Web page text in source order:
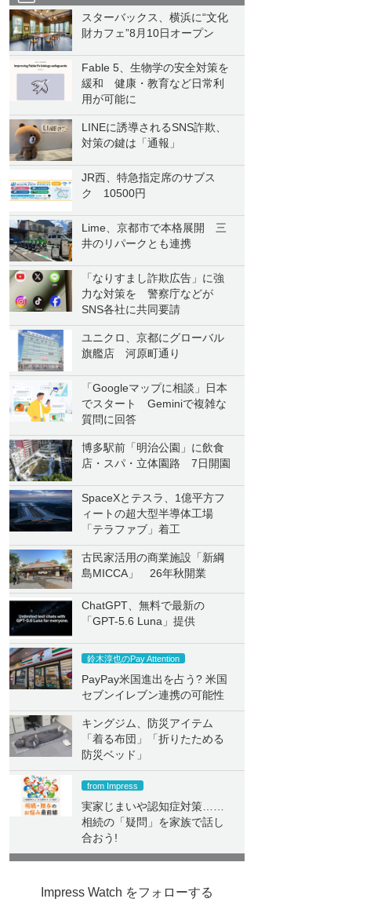
スターバックス、横浜に“文化
財カフェ”8月10日オープン
Fable 5、生物学の安全対策を
緩和 健康・教育など日常利
用が可能に
LINEに誘導されるSNS詐欺、
対策の鍵は「通報」
JR西、特急指定席のサブス
ク 10500円
Lime、京都市で本格展開 三
井のリパークとも連携
「なりすまし詐欺広告」に強
力な対策を 警察庁などが
SNS各社に共同要請
ユニクロ、京都にグローバル
旗艦店 河原町通り
「Googleマップに相談」日本
でスタート Geminiで複雑な
質問に回答
博多駅前「明治公園」に飲食
店・スパ・立体園路 7日開園
SpaceXとテスラ、1億平方フ
ィートの超大型半導体工場
「テラファブ」着工
古民家活用の商業施設「新綱
島MICCA」 26年秋開業
ChatGPT、無料で最新の
「GPT-5.6 Luna」提供
鈴木淳也のPay Attention
PayPay米国進出を占う? 米国
セブンイレブン連携の可能性
キングジム、防災アイテム
「着る布団」「折りたためる
防災ベッド」
from Impress
実家じまいや認知症対策……
相続の「疑問」を家族で話し
合おう!
Impress Watch をフォローする